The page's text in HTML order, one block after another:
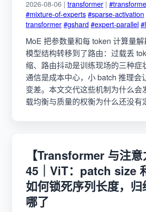
2026-08-06 | transformer |
#mixture-of-experts#sparse-activation
transformer#gshard#expert-parallel
MoE 把参数量和每 token 计算量
模型结构转移到了路由：过载丢
缩、路由抖动是训练现场的三种症
通信是成本中心，小 batch 推理会
变差。本文交代这些机制为什么会
载均衡与质量的权衡为什么还没有
【Transformer 与注意
45｜ViT：patch size
如何锁死序列长度，
哪了